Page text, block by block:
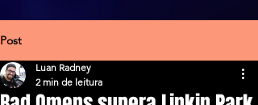
Post
Luan Radney
2 min de leitura